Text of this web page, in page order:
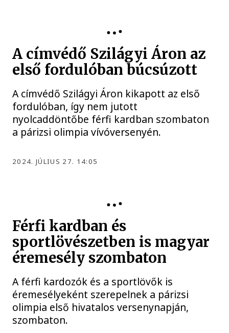
A címvédő Szilágyi Áron az
első fordulóban búcsúzott
A címvédő Szilágyi Áron kikapott az első
fordulóban, így nem jutott
nyolcaddöntőbe férfi kardban szombaton
a párizsi olimpia vívóversenyén.
2024. JÚLIUS 27. 14:05
Férfi kardban és
sportlövészetben is magyar
éremesély szombaton
A férfi kardozók és a sportlövők is
éremesélyeként szerepelnek a párizsi
olimpia első hivatalos versenynapján,
szombaton.